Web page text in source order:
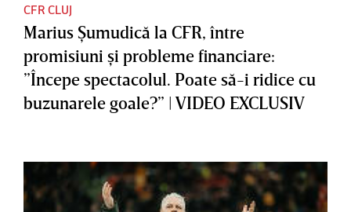
CFR CLUJ
Marius Şumudică la CFR, între
promisiuni şi probleme financiare:
”Începe spectacolul. Poate să-i ridice cu
buzunarele goale?” | VIDEO EXCLUSIV